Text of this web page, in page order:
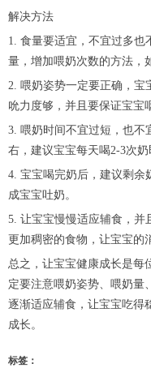
解决方法
1. 食量要适宜，不宜过多也
量，增加喂奶次数的方法，
2. 喂奶姿势一定要正确，宝
吮力度够，并且要保证宝宝
3. 喂奶时间不宜过短，也不
右，建议宝宝每天喝2-3次奶
4. 宝宝喝完奶后，建议剩余
成宝宝吐奶。
5. 让宝宝慢慢适应辅食，并
更加稠密的食物，让宝宝的
总之，让宝宝健康成长是每
定要注意喂奶姿势、喂奶量
逐渐适应辅食，让宝宝吃得
成长。
标签：